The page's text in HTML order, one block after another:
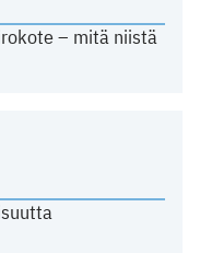
– mitä niistä